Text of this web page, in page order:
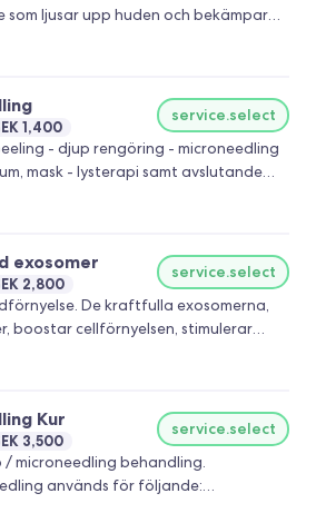
ljusar upp huden och bekämpar
hudens fuktbalans och
– Aktiverar huden
av ATP för en mer energifylld och
1,400
service.select
- djup rengöring - microneedling
mask - lysterapi samt avslutande
vatten 24
exosomer
2,800
service.select
De kraftfulla exosomerna,
boostar cellförnyelsen, stimulerar
fantastisk lyster, fasthet och
Kur
3,500
service.select
microneedling behandling.
används för följande: